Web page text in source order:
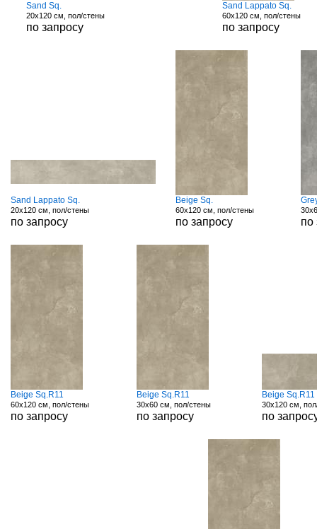
Sand Sq.
20x120 см, пол/стены
по запросу
Sand Lappato Sq.
60x120 см, пол/стены
по запросу
Sand Lappato Sq.
20x120 см, пол/стены
по запросу
Beige Sq.
60x120 см, пол/стены
по запросу по
Beige Sq.R11
60x120 см, пол/стены
по запросу
Beige Sq.R11
30x60 см, пол/стены
по запросу
Beige Sq.R11
30x120 см,
по